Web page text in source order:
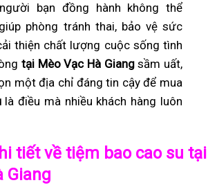
bạn đồng hành không thể
phòng tránh thai, bảo vệ sức
thiện chất lượng cuộc sống tình
tại Mèo Vạc Hà Giangsầm uất,
một địa chỉ đáng tin cậy để mua
là điều mà nhiều khách hàng luôn
tiết về tiệm bao cao su tại
Giang